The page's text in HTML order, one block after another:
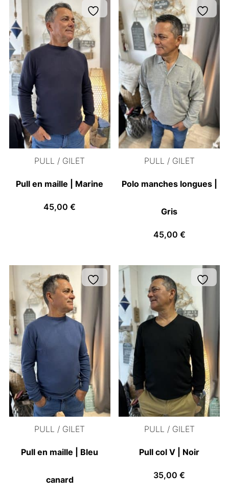
PULL / GILET
Pull en maille | Marine
45,00€
PULL / GILET
Polo manches longues |
Gris
45,00 €
PULL / GILET
Pull en maille | Bleu
canard
PULL / GILET
Pull col V | Noir
35,00€